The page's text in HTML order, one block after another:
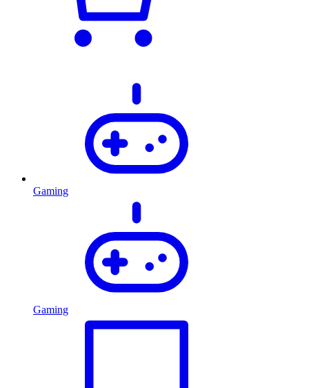
Gaming
Gaming